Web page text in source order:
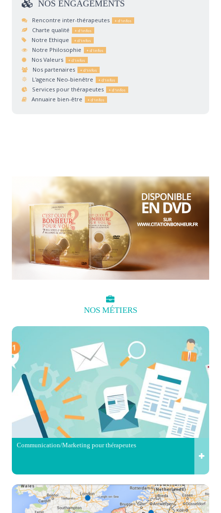
NOS ENGAGEMENTS
Rencontre inter-thérapeutes
Charte qualité
Notre Ethique
Notre Philosophie
Nos Valeurs
Nos partenaires
L'agence Neo-bienêtre
Services pour thérapeutes
Annuaire bien-être
NOS MÉTIERS
Communication/Marketing pour thérapeutes